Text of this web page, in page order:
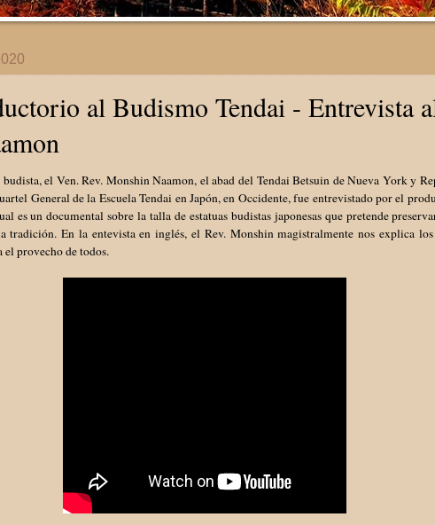
al Budismo Tendai - Entrevista
el Ven. Rev. Monshin Naamon, el abad del Tendai Betsuin de Nueva York y
General de la Escuela Tendai en Japón, en Occidente, fue entrevistado por el
es un documental sobre la talla de estatuas budistas japonesas que pretende
tradición. En la entevista en inglés, el Rev. Monshin magistralmente nos explica
el provecho de todos.